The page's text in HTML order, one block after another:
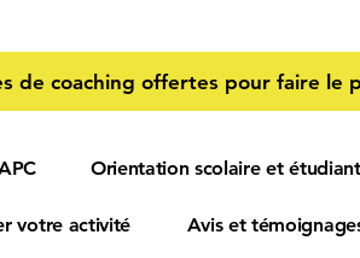
de coaching offertes pour faire le
Orientation scolaire et
votre activité Avis et